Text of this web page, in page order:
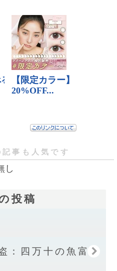
記事も人気です
し
投稿
：四万十の魚富本